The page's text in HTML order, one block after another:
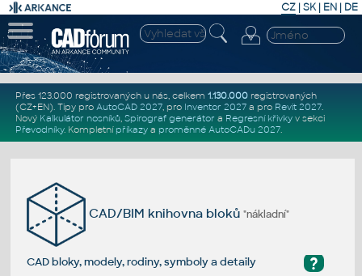
CZ | SK| EN | DE
Přes 123.000 registrovaných u nás, celkem 1.130.000registrovaných
(CZ+EN). Tipy pro AutoCAD 2027, pro Inventor 2027a pro Revit 2027.
Nový Kalkulátor nosníků, Spirograf generátor a Regresní křivkyv sekci
Převodníky. Kompletní příkazya proměnné AutoCADu 2027.
CAD/BIM knihovna bloků"nákladní"
?
CAD bloky, modely, rodiny, symboly a detaily